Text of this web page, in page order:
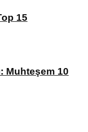
15
Muhteşem 10